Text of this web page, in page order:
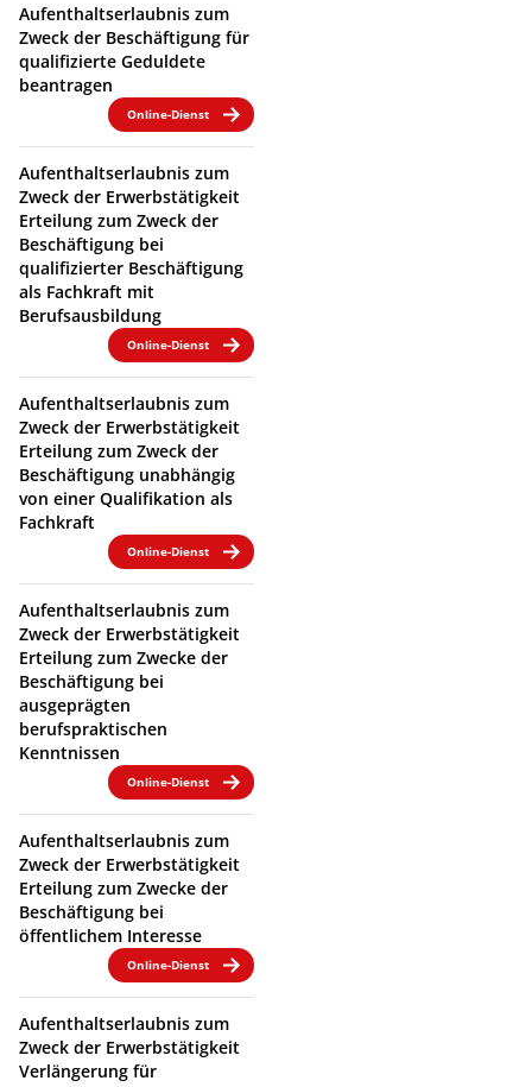
Aufenthaltserlaubnis zum
Zweck der Beschäftigung für
qualifizierte Geduldete
beantragen
Online-Dienst
Aufenthaltserlaubnis zum
Zweck der Erwerbstätigkeit
Erteilung zum Zweck der
Beschäftigung bei
qualifizierter Beschäftigung
als Fachkraft mit
Berufsausbildung
Online-Dienst
Aufenthaltserlaubnis zum
Zweck der Erwerbstätigkeit
Erteilung zum Zweck der
Beschäftigung unabhängig
von einer Qualifikation als
Fachkraft
Online-Dienst
Aufenthaltserlaubnis zum
Zweck der Erwerbstätigkeit
Erteilung zum Zwecke der
Beschäftigung bei
ausgeprägten
berufspraktischen
Kenntnissen
Online-Dienst
Aufenthaltserlaubnis zum
Zweck der Erwerbstätigkeit
Erteilung zum Zwecke der
Beschäftigung bei
öffentlichem Interesse
Online-Dienst
Aufenthaltserlaubnis zum
Zweck der Erwerbstätigkeit
Verlängerung für